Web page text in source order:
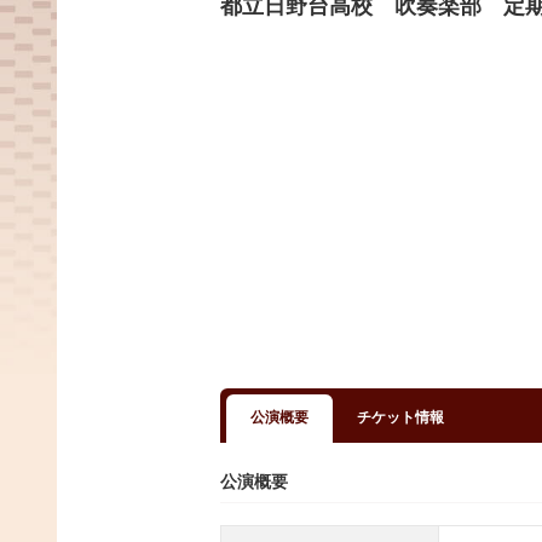
都立日野台高校 吹奏楽部 定
公演概要 チケット情報
公演概要